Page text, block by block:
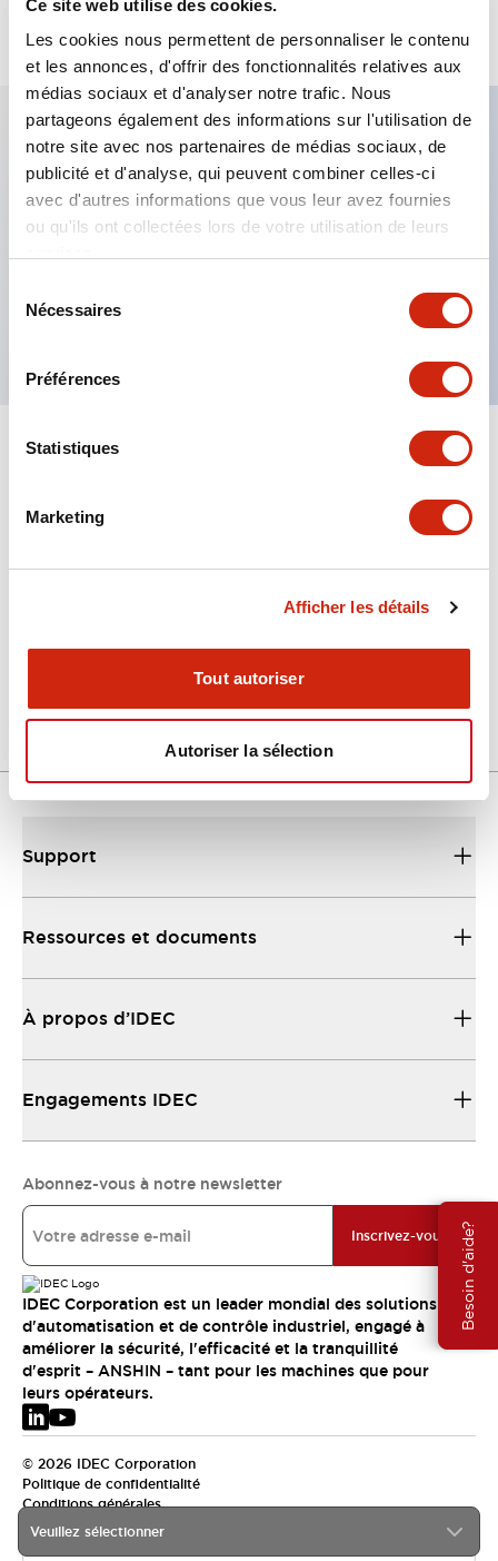
Ce site web utilise des cookies.
Les cookies nous permettent de personnaliser le contenu
et les annonces, d'offrir des fonctionnalités relatives aux
médias sociaux et d'analyser notre trafic. Nous
partageons également des informations sur l'utilisation de
notre site avec nos partenaires de médias sociaux, de
publicité et d'analyse, qui peuvent combiner celles-ci
avec d'autres informations que vous leur avez fournies
ou qu'ils ont collectées lors de votre utilisation de leurs
Nécessaires
Préférences
Statistiques
Marketing
Afficher les détails
Tout autoriser
Autoriser la sélection
Besoin d'aide?
Caractéristiques clés
Fixation par regroupement possible
Le commutateur sélecteur avec clé adopte une
structure à goupille à cylindre haute sécurité
La structure de protection est IP65 (IEC60529)
Veuillez sélectionner
Support
Ressources et documents
À propos d’IDEC
Engagements IDEC
Abonnez-vous à notre newsletter
Inscrivez-vous
IDEC Corporation est un leader mondial des solutions
d'automatisation et de contrôle industriel, engagé à
améliorer la sécurité, l'efficacité et la tranquillité
d'esprit – ANSHIN – tant pour les machines que pour
leurs opérateurs.
© 2026 IDEC Corporation
Politique de confidentialité
Conditions générales
EMEA